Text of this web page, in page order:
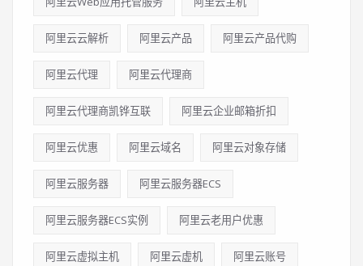
阿里云云解析 阿里云产品 阿里云产品代购
阿里云代理 阿里云代理商
阿里云代理商凯铧互联 阿里云企业邮箱折扣
阿里云优惠 阿里云域名 阿里云对象存储
阿里云服务器 阿里云服务器ECS
阿里云服务器ECS实例 阿里云老用户优惠
阿里云虚拟主机 阿里云虚机 阿里云账号